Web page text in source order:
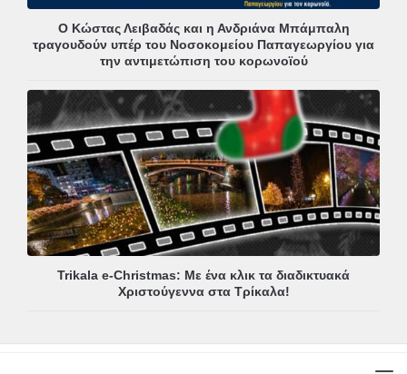
Ο Κώστας Λειβαδάς και η Ανδριάνα Μπάμπαλη
τραγουδούν υπέρ του Νοσοκομείου Παπαγεωργίου για
την αντιμετώπιση του κορωνοϊού
Trikala e-Christmas: Με ένα κλικ τα διαδικτυακά
Χριστούγεννα στα Τρίκαλα!